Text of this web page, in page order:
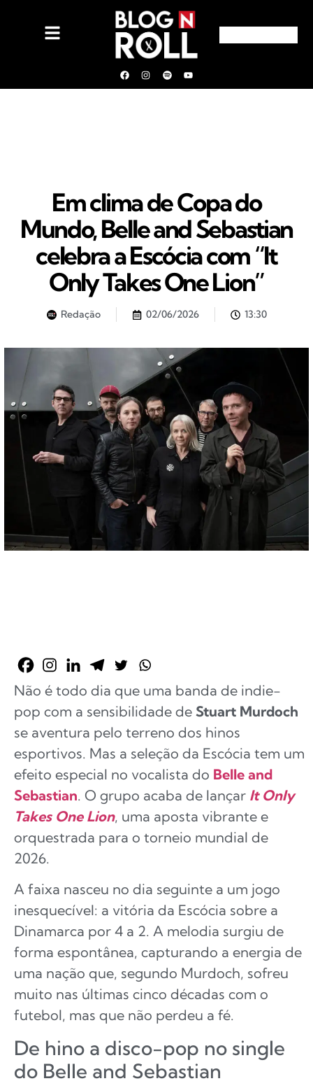
Em clima de Copa do
Mundo, Belle and Sebastian
celebra a Escócia com “It
Only Takes One Lion”
Redação 02/06/2026 13:30
Não é todo dia que uma banda de indie-
pop com a sensibilidade de Stuart Murdoch
se aventura pelo terreno dos hinos
esportivos. Mas a seleção da Escócia tem um
efeito especial no vocalista do Belle and
Sebastian. O grupo acaba de lançar It Only
Takes One Lion, uma aposta vibrante e
orquestrada para o torneio mundial de
2026.
A faixa nasceu no dia seguinte a um jogo
inesquecível: a vitória da Escócia sobre a
Dinamarca por 4 a 2. A melodia surgiu de
forma espontânea, capturando a energia de
uma nação que, segundo Murdoch, sofreu
muito nas últimas cinco décadas com o
futebol, mas que não perdeu a fé.
De hino a disco-pop no single
do Belle and Sebastian